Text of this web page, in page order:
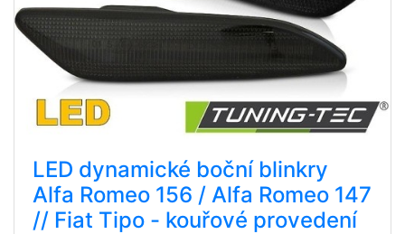
LED dynamické boční blinkry
Alfa Romeo 156 / Alfa Romeo 147
// Fiat Tipo - kouřové provedení